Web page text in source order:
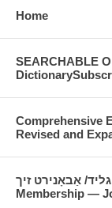
Home
SEARCHABLE
Comprehensive
Revised and
אַבאָנירט זיך
Membership —